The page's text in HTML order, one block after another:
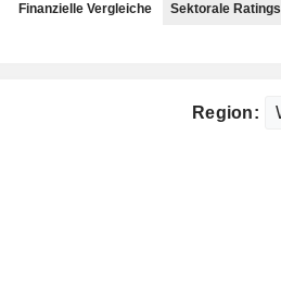
Finanzielle Vergleiche Sektorale Ratings
Region: